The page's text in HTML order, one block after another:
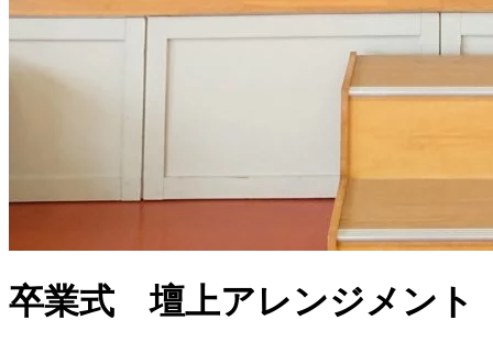
卒業式 壇上アレンジメント